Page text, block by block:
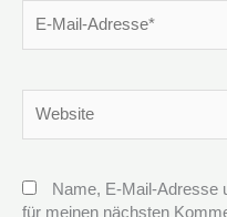
Mail-
Name, E-Mail-Adresse
für meinen nächsten